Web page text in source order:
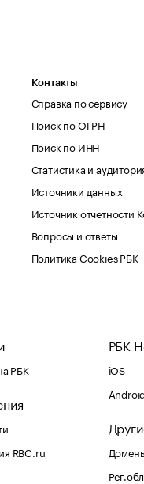
Контакты
Справка по сервису
Поиск по ОГРН
Поиск по ИНН
Статистика и
Источники данных
Источник отчетности
Вопросы и ответы
Политика Cookies РБК
РБК
RBC.ru
РБК
iOS